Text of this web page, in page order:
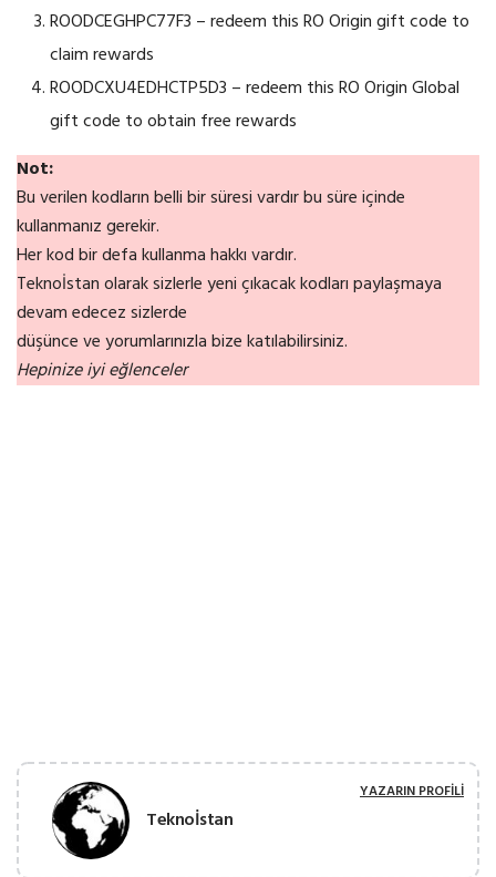
ROODCEGHPC77F3 – redeem this RO Origin gift code to
claim rewards
ROODCXU4EDHCTP5D3 – redeem this RO Origin Global
gift code to obtain free rewards
Not:
Bu verilen kodların belli bir süresi vardır bu süre içinde
kullanmanız gerekir.
Her kod bir defa kullanma hakkı vardır.
Teknoİstan olarak sizlerle yeni çıkacak kodları paylaşmaya
devam edecez sizlerde
düşünce ve yorumlarınızla bize katılabilirsiniz.
Hepinize iyi eğlenceler
Teknoİstan
YAZARIN PROFILI